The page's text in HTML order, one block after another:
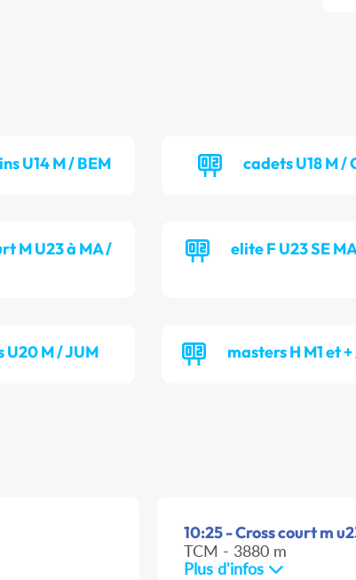
U14 M / BEM cadets U18 M /
M U23 à MA /
elite F U23 SE
U20 M / JUM masters H M1 et
10:25 - Cross court m
TCM - 3880 m
Plus d'infos